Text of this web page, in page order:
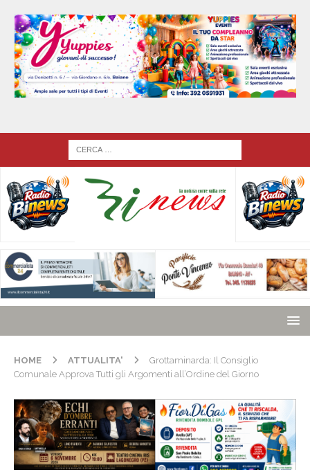
HOME ATTUALITA'
Grottaminarda: Il Consiglio
Comunale Approva Tutti gli Argomenti all’Ordine del Giorno